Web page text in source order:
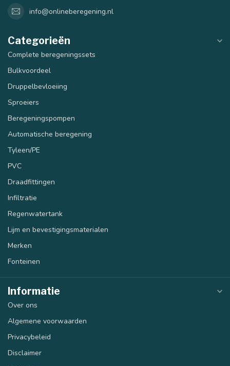
info@onlineberegening.nl
Categorieën
Complete beregeningssets
Bulkvoordeel
Druppelbevloeiing
Sproeiers
Beregeningspompen
Automatische beregening
Tyleen/PE
PVC
Draadfittingen
Infiltratie
Regenwatertank
Lijm en bevestigingsmaterialen
Merken
Fonteinen
Informatie
Over ons
Algemene voorwaarden
Privacybeleid
Disclaimer